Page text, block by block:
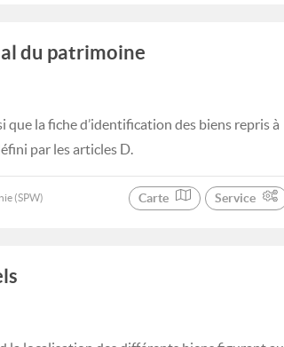
du patrimoine
la fiche d’identification des biens repris à
par les articles D.
(SPW) Carte Service